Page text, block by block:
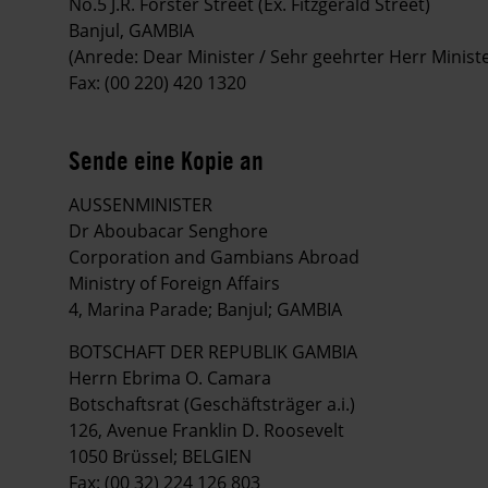
Banjul, GAMBIA
(Anrede: Dear Minister / Sehr geehrter Herr
Fax: (00 220) 420 1320
Sende eine Kopie an
AUSSENMINISTER
Dr Aboubacar Senghore
Corporation and Gambians Abroad
Ministry of Foreign Affairs
4, Marina Parade; Banjul; GAMBIA
BOTSCHAFT DER REPUBLIK GAMBIA
Herrn Ebrima O. Camara
Botschaftsrat (Geschäftsträger a.i.)
126, Avenue Franklin D. Roosevelt
1050 Brüssel; BELGIEN
Fax: (00 32) 224 126 803